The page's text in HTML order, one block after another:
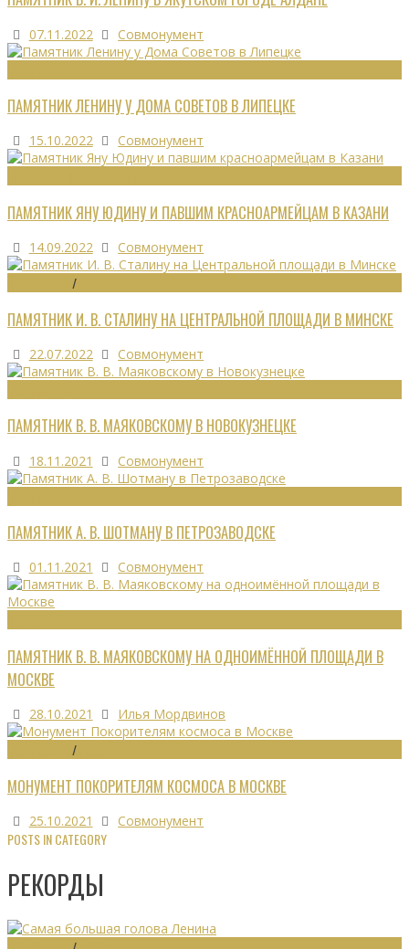
07.11.2022 Совмонумент
ПАМЯТНИК ЛЕНИНУ У ДОМА СОВЕТОВ В ЛИПЕЦКЕ
15.10.2022 Совмонумент
ПАМЯТНИК ЯНУ ЮДИНУ И ПАВШИМ КРАСНОАРМЕЙЦАМ В КАЗАНИ
14.09.2022 Совмонумент
/
ПАМЯТНИК И. В. СТАЛИНУ НА ЦЕНТРАЛЬНОЙ ПЛОЩАДИ В МИНСКЕ
22.07.2022 Совмонумент
ПАМЯТНИК В. В. МАЯКОВСКОМУ В НОВОКУЗНЕЦКЕ
18.11.2021 Совмонумент
ПАМЯТНИК А. В. ШОТМАНУ В ПЕТРОЗАВОДСКЕ
01.11.2021 Совмонумент
ПАМЯТНИК В. В. МАЯКОВСКОМУ НА ОДНОИМЁННОЙ ПЛОЩАДИ В
МОСКВЕ
28.10.2021 Илья Мордвинов
/
МОНУМЕНТ ПОКОРИТЕЛЯМ КОСМОСА В МОСКВЕ
25.10.2021 Совмонумент
POSTS IN CATEGORY
РЕКОРДЫ